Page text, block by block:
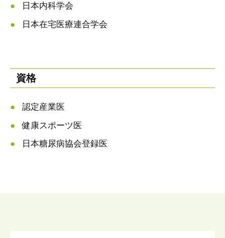
日本内科学会
日本在宅医療連合学会
資格
認定産業医
健康スポーツ医
日本糖尿病協会登録医